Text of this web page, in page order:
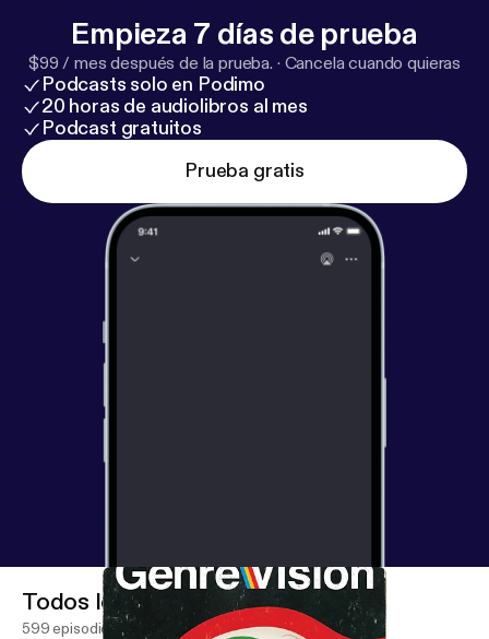
m/thetravisnewton/
] GenreVision on Bluesky [
s://bsky.app/profile/genrevision.com] Drew Dietsch
on Bluesky [https://bsky.app/profile/drewdietsch.bs
ky.social]
Empieza 7 días de prueba
$99 / mes después de la prueba. · Cancela cuando quieras
Podcasts solo en Podimo
20 horas de audiolibros al mes
Podcast gratuitos
Prueba gratis
Todos los episodios
599 episodios